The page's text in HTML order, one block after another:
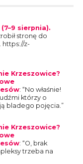
sierpnia).
stronę do
https://z-
Krzeszowice?
: “No właśnie!
którzy o
bladego pojęcia.”
Krzeszowice?
: “O, brak
trzeba na